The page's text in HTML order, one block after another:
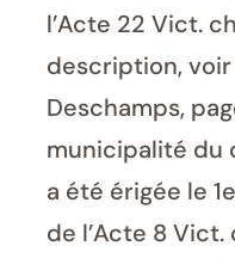
l’Acte 22 Vict.
description, voir
Deschamps,
municipalité du
a été érigée le
de l’Acte 8